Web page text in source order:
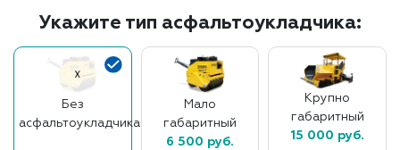
Укажите тип асфальтоукладчика:
Без
асфальтоукладчика
Мало
габаритный
6 500 руб.
Крупно
габаритный
15 000 руб.